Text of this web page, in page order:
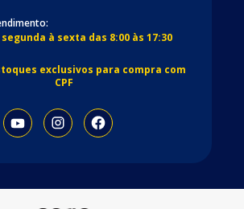
segunda à sexta das 8:00 às 17:30
exclusivos para compra com
CPF